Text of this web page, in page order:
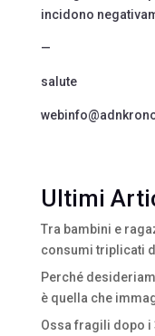
incidono
—
salute
Ultimi
Tra bambini e
consumi triplicati
Perché
è quella che
Ossa fragili dopo i